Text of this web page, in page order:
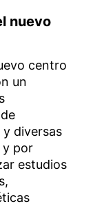
nuevo
centro
un
diversas
y por
estudios